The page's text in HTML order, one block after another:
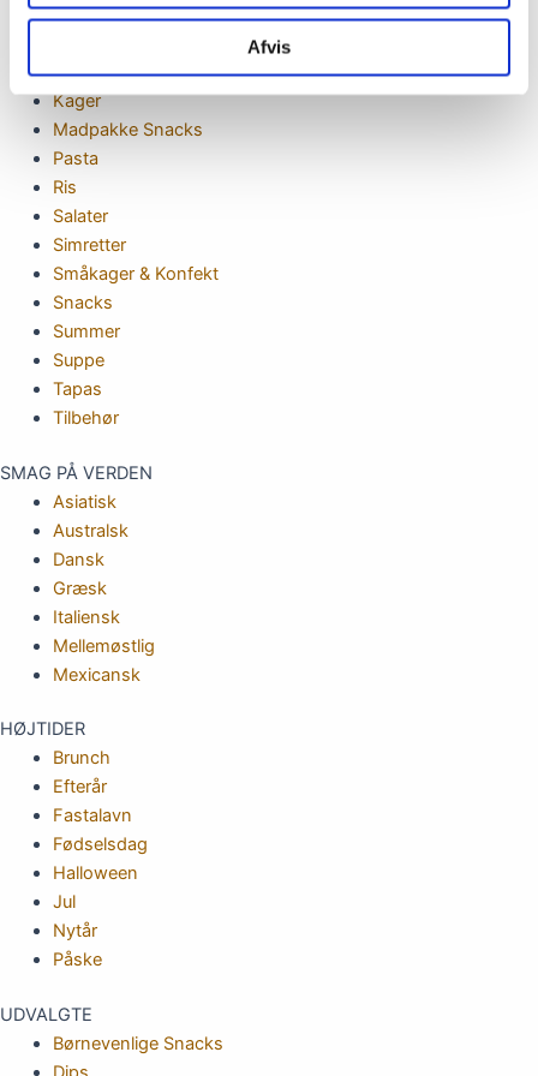
Afvis
Finger food
Is
Kager
Madpakke Snacks
Pasta
Ris
Salater
Simretter
Småkager & Konfekt
Snacks
Summer
Suppe
Tapas
Tilbehør
SMAG PÅ VERDEN
Asiatisk
Australsk
Dansk
Græsk
Italiensk
Mellemøstlig
Mexicansk
HØJTIDER
Brunch
Efterår
Fastalavn
Fødselsdag
Halloween
Jul
Nytår
Påske
UDVALGTE
Børnevenlige Snacks